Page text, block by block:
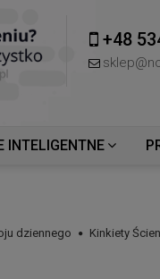
+48
INTELIGENTNE
dziennego Kinkiety